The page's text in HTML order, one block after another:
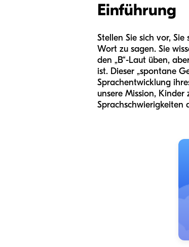
Einführung
Stellen Sie sich vor,
Wort zu sagen. Sie
den „B“-Laut üben,
ist. Dieser „spontane
Sprachentwicklung
unsere Mission,
Sprachschwierigkeiten